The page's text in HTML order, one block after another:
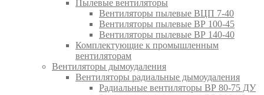
Пылевые вентиляторы
Вентиляторы пылевые ВЦП 7-40
Вентиляторы пылевые ВР 100-45
Вентиляторы пылевые ВР 140-40
Комплектующие к промышленным
вентиляторам
Вентиляторы дымоудаления
Вентиляторы радиальные дымоудаления
Радиальные вентиляторы ВР 80-75 ДУ